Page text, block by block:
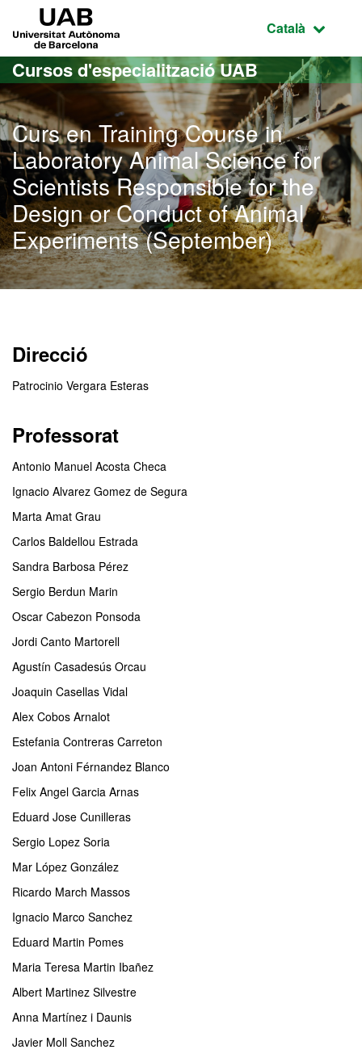
Ves al contingut principal
Ves a la navegació de la pàgina
Idioma
Català
Cursos d'especialització UAB
Curs en Training Course in
Laboratory Animal Science for
Scientists Responsible for the
Design or Conduct of Animal
Experiments (September)
Direcció
Patrocinio Vergara Esteras
Professorat
Antonio Manuel Acosta Checa
Ignacio Alvarez Gomez de Segura
Marta Amat Grau
Carlos Baldellou Estrada
Sandra Barbosa Pérez
Sergio Berdun Marin
Oscar Cabezon Ponsoda
Jordi Canto Martorell
Agustín Casadesús Orcau
Joaquin Casellas Vidal
Alex Cobos Arnalot
Estefania Contreras Carreton
Joan Antoni Férnandez Blanco
Felix Angel Garcia Arnas
Eduard Jose Cunilleras
Sergio Lopez Soria
Mar López González
Ricardo March Massos
Ignacio Marco Sanchez
Eduard Martin Pomes
Maria Teresa Martin Ibañez
Albert Martinez Silvestre
Anna Martínez i Daunis
Javier Moll Sanchez